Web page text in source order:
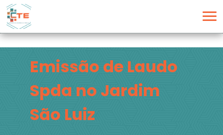
Emissão de Laudo
Spda no Jardim
São Luiz